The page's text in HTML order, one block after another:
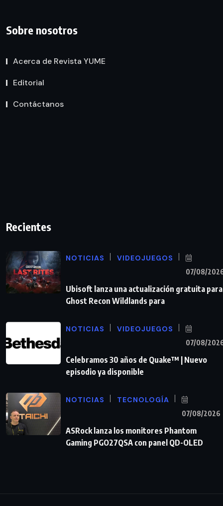
Sobre nosotros
Acerca de Revista YUME
Editorial
Contáctanos
Recientes
NOTICIAS VIDEOJUEGOS
07/08/
Ubisoft lanza una actualización gratuita para
Ghost Recon Wildlands para
NOTICIAS VIDEOJUEGOS
07/08/
Celebramos 30 años de Quake™ | Nuevo
episodio ya disponible
NOTICIAS TECNOLOGÍA
07/08/2026
ASRock lanza los monitores Phantom
Gaming PGO27QSA con panel QD-OLED